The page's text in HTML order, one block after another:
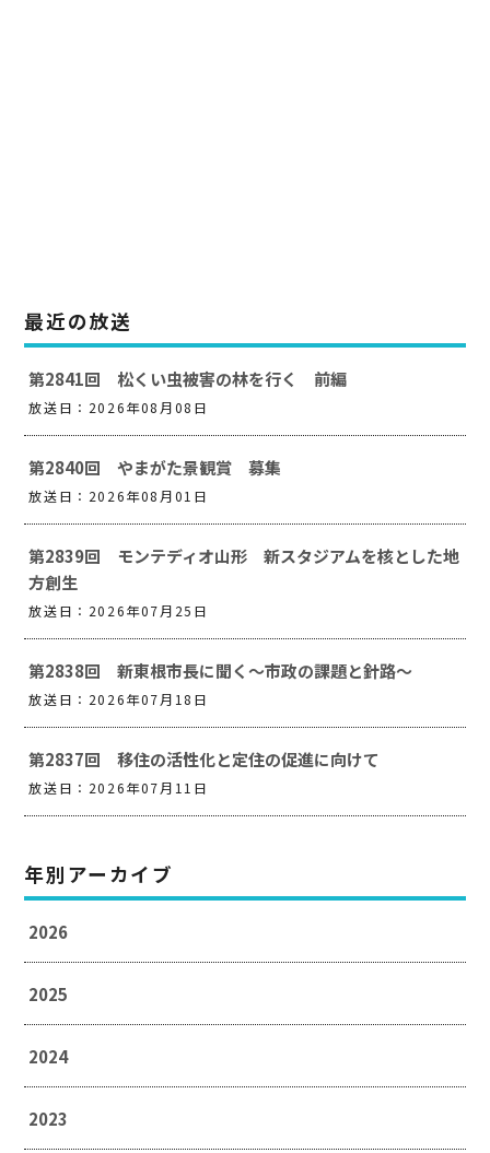
最近の放送
第2841回 松くい虫被害の林を行く 前編
放送日：2026年08月08日
第2840回 やまがた景観賞 募集
放送日：2026年08月01日
第2839回 モンテディオ山形 新スタジアムを核とした地
方創生
放送日：2026年07月25日
第2838回 新東根市長に聞く～市政の課題と針路～
放送日：2026年07月18日
第2837回 移住の活性化と定住の促進に向けて
放送日：2026年07月11日
年別アーカイブ
2026
2025
2024
2023